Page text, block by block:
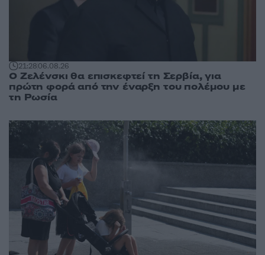
21:2806.08.26
Ο Ζελένσκι θα επισκεφτεί τη Σερβία, για
πρώτη φορά από την έναρξη του πολέμου με
τη Ρωσία